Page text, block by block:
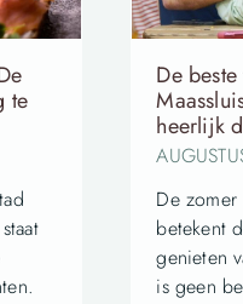
te
De
heerlijk
De
betekent
genieten
is geen